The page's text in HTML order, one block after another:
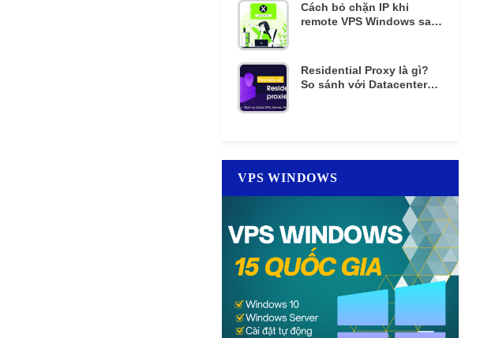
Cách bỏ chặn IP khi
remote VPS Windows sai
Residential Proxy là gì?
So sánh với Datacenter
VPS WINDOWS